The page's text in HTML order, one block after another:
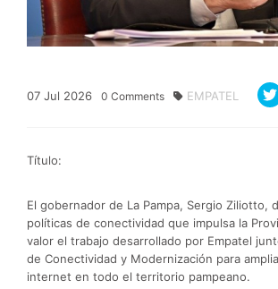
07 Jul 2026 0 Comments EMPATEL
Título:
El gobernador de La Pampa, Sergio Ziliotto,
políticas de conectividad que impulsa la
valor el trabajo desarrollado por Empatel
de Conectividad y Modernización para
internet en todo el territorio pampeano.